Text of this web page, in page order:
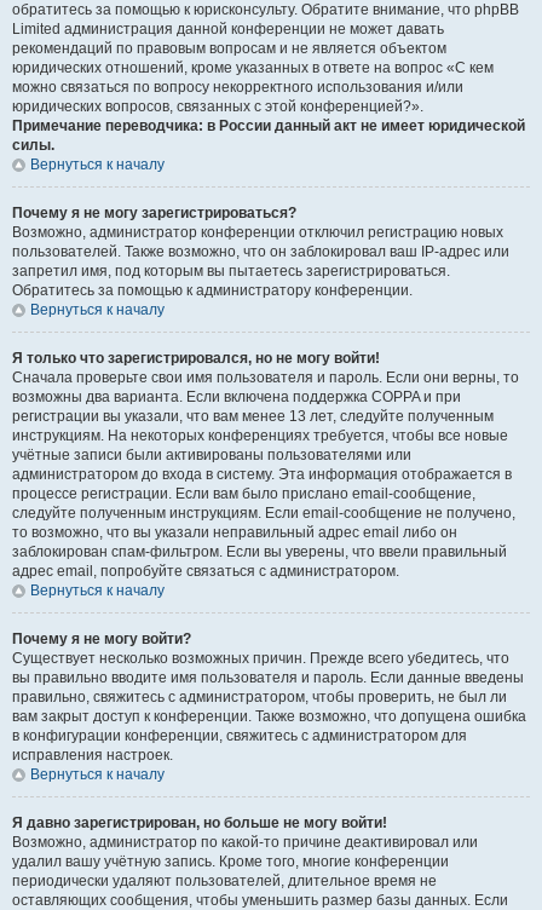
обратитесь за помощью к юрисконсульту. Обратите внимание, что phpBB
Limited администрация данной конференции не может давать
рекомендаций по правовым вопросам и не является объектом
юридических отношений, кроме указанных в ответе на вопрос «С кем
можно связаться по вопросу некорректного использования и/или
юридических вопросов, связанных с этой конференцией?».
Примечание переводчика: в России данный акт не имеет юридической
силы.
Вернуться к началу
Почему я не могу зарегистрироваться?
Возможно, администратор конференции отключил регистрацию новых
пользователей. Также возможно, что он заблокировал ваш IP-адрес или
запретил имя, под которым вы пытаетесь зарегистрироваться.
Обратитесь за помощью к администратору конференции.
Вернуться к началу
Я только что зарегистрировался, но не могу войти!
Сначала проверьте свои имя пользователя и пароль. Если они верны, то
возможны два варианта. Если включена поддержка COPPA и при
регистрации вы указали, что вам менее 13 лет, следуйте полученным
инструкциям. На некоторых конференциях требуется, чтобы все новые
учётные записи были активированы пользователями или
администратором до входа в систему. Эта информация отображается в
процессе регистрации. Если вам было прислано email-сообщение,
следуйте полученным инструкциям. Если email-сообщение не получено,
то возможно, что вы указали неправильный адрес email либо он
заблокирован спам-фильтром. Если вы уверены, что ввели правильный
адрес email, попробуйте связаться с администратором.
Вернуться к началу
Почему я не могу войти?
Существует несколько возможных причин. Прежде всего убедитесь, что
вы правильно вводите имя пользователя и пароль. Если данные введены
правильно, свяжитесь с администратором, чтобы проверить, не был ли
вам закрыт доступ к конференции. Также возможно, что допущена ошибка
в конфигурации конференции, свяжитесь с администратором для
исправления настроек.
Вернуться к началу
Я давно зарегистрирован, но больше не могу войти!
Возможно, администратор по какой-то причине деактивировал или
удалил вашу учётную запись. Кроме того, многие конференции
периодически удаляют пользователей, длительное время не
оставляющих сообщения, чтобы уменьшить размер базы данных. Если